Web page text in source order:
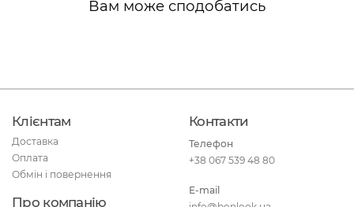
Вам може сподобатись
Клієнтам
Доставка
Оплата
Обмін і повернення
Про компанію
Контакти
Телефон
+38 067 539 48 80
E-mail